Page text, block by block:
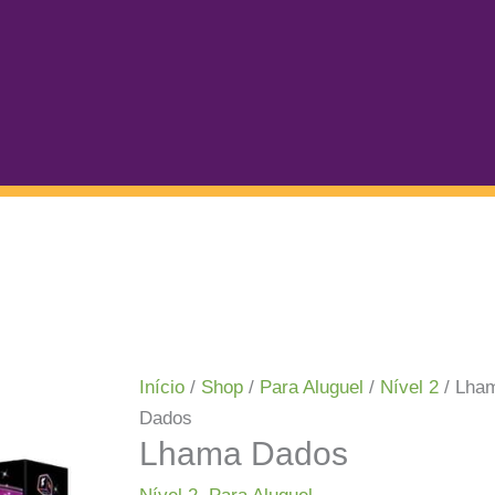
Início / Shop / Para Aluguel / Nível 2 /
Dados
Lhama Dados